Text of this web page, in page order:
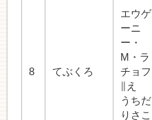
8 てぶくろ
エウゲ
ーニ
ー・
M・ラ
チョフ
∥え
うちだ
りさこ